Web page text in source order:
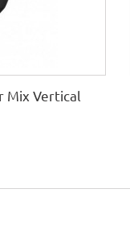
Mix Vertical